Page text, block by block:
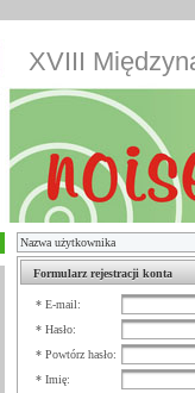
XVIII
Formularz rejestracji konta
* E-mail:
* Hasło:
* Powtórz hasło:
* Imię: